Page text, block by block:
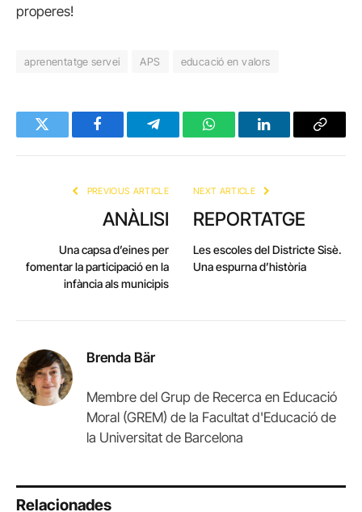
properes!
aprenentatge servei APS educació en valors
Twitter FacebookTelegramWhatsAppLinkedInCopy
PREVIOUS ARTICLE
ANÀLISI
Una capsa d’eines per
fomentar la participació en la
infància als municipis
NEXT ARTICLE
REPORTATGE
Les escoles del Districte Sisè.
Una espurna d’història
Brenda Bär
Membre del Grup de Recerca en Educació
Moral (GREM) de la Facultat d'Educació de
la Universitat de Barcelona
Relacionades